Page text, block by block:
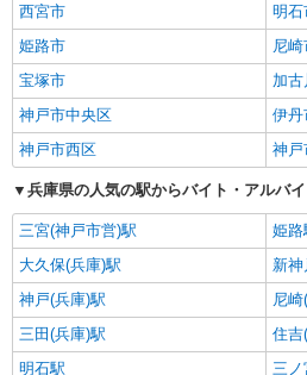
西宮市
明石
姫路市
尼崎
宝塚市
加
神戸市中央区
伊丹
神戸市西区
神戸
兵庫県の人気の駅からバイト・アルバ
三宮(神戸市営)駅
姫路
大久保(兵庫)駅
新神
神戸(兵庫)駅
尼崎
三田(兵庫)駅
住吉
明石駅
三ノ